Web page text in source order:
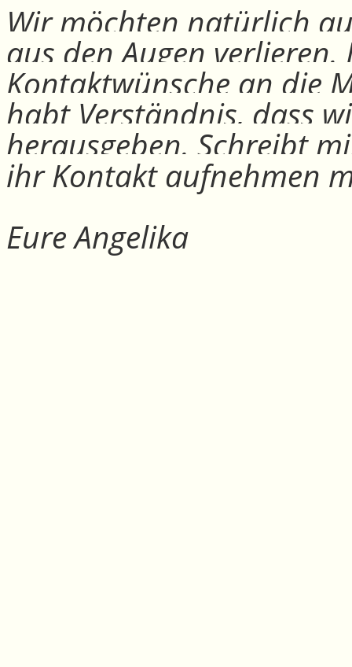
Wir möchten natürlich
aus den Augen
Kontaktwünsche an die
habt Verständnis, dass
herausgeben. Schreibt
ihr Kontakt aufnehmen
Eure Angelika